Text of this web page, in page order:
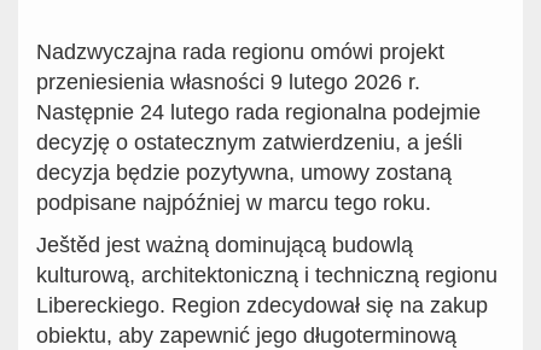
Nadzwyczajna rada regionu omówi projekt
przeniesienia własności 9 lutego 2026 r.
Następnie 24 lutego rada regionalna podejmie
decyzję o ostatecznym zatwierdzeniu, a jeśli
decyzja będzie pozytywna, umowy zostaną
podpisane najpóźniej w marcu tego roku.
Ještěd jest ważną dominującą budowlą
kulturową, architektoniczną i techniczną regionu
Libereckiego. Region zdecydował się na zakup
obiektu, aby zapewnić jego długoterminową